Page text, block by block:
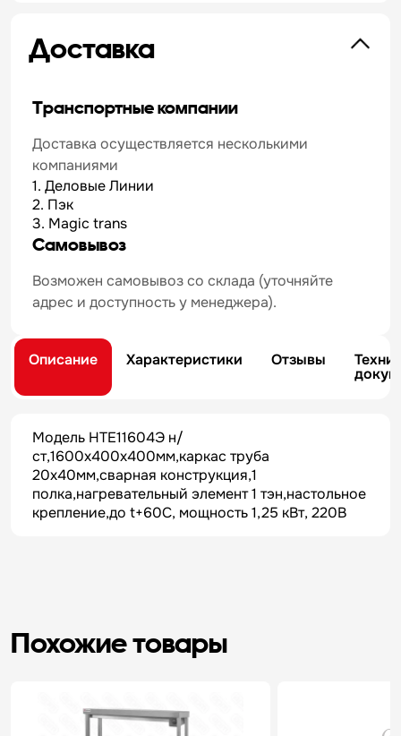
Доставка
Транспортные компании
Доставка осуществляется несколькими
компаниями
1. Деловые Линии
2. Пэк
3. Magic trans
Самовывоз
Возможен самовывоз со склада (уточняйте
адрес и доступность у менеджера).
Описание Характеристики Отзывы
Модель НТЕ11604Э н/
ст,1600х400х400мм,каркас труба
20х40мм,сварная конструкция,1
полка,нагревательный элемент 1 тэн,настольное
крепление,до t+60С, мощность 1,25 кВт, 220В
Похожие товары